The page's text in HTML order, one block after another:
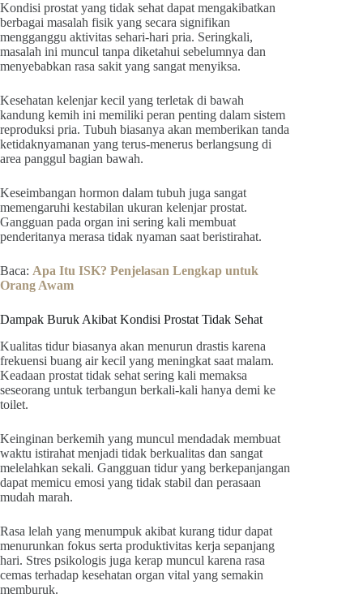
Kondisi prostat yang tidak sehat dapat mengakibatkan
berbagai masalah fisik yang secara signifikan
mengganggu aktivitas sehari-hari pria. Seringkali,
masalah ini muncul tanpa diketahui sebelumnya dan
menyebabkan rasa sakit yang sangat menyiksa.
Kesehatan kelenjar kecil yang terletak di bawah
kandung kemih ini memiliki peran penting dalam sistem
reproduksi pria. Tubuh biasanya akan memberikan tanda
ketidaknyamanan yang terus-menerus berlangsung di
area panggul bagian bawah.
Keseimbangan hormon dalam tubuh juga sangat
memengaruhi kestabilan ukuran kelenjar prostat.
Gangguan pada organ ini sering kali membuat
penderitanya merasa tidak nyaman saat beristirahat.
Baca: Apa Itu ISK? Penjelasan Lengkap untuk
Orang Awam
Dampak Buruk Akibat Kondisi Prostat Tidak Sehat
Kualitas tidur biasanya akan menurun drastis karena
frekuensi buang air kecil yang meningkat saat malam.
Keadaan prostat tidak sehat sering kali memaksa
seseorang untuk terbangun berkali-kali hanya demi ke
toilet.
Keinginan berkemih yang muncul mendadak membuat
waktu istirahat menjadi tidak berkualitas dan sangat
melelahkan sekali. Gangguan tidur yang berkepanjangan
dapat memicu emosi yang tidak stabil dan perasaan
mudah marah.
Rasa lelah yang menumpuk akibat kurang tidur dapat
menurunkan fokus serta produktivitas kerja sepanjang
hari. Stres psikologis juga kerap muncul karena rasa
cemas terhadap kesehatan organ vital yang semakin
memburuk.